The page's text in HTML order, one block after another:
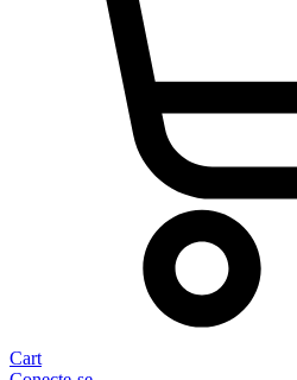
Cart